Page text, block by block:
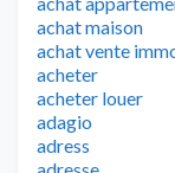
achat maison
achat vente
acheter
acheter louer
adagio
adress